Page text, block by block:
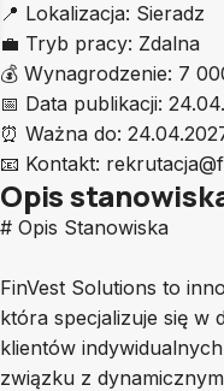
📍 Lokalizacja: Sieradz
💼 Tryb pracy: Zdalna
💰 Wynagrodzenie: 7
📅 Data publikacji:
⏰ Ważna do:
📧 Kontakt:
Opis
# Opis Stanowiska
FinVest Solutions to
która specjalizuje się w
klientów
związku z